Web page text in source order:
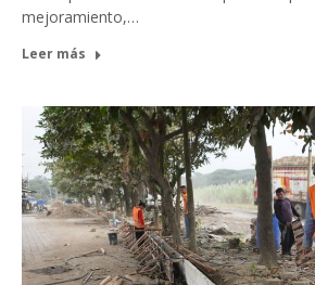
mejoramiento,…
Leer más